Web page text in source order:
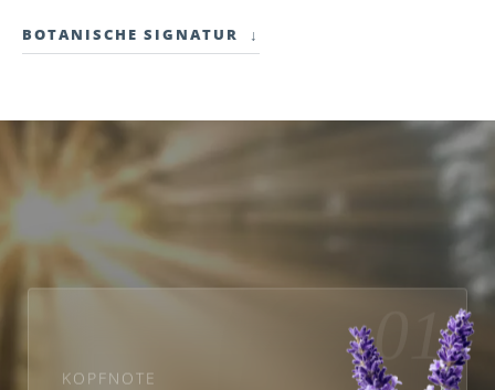
BOTANISCHE SIGNATUR ↓
01
KOPFNOTE